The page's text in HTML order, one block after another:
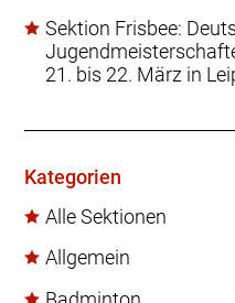
Sektion Frisbee:
21. bis 22. März in
Kategorien
Alle Sektionen
Allgemein